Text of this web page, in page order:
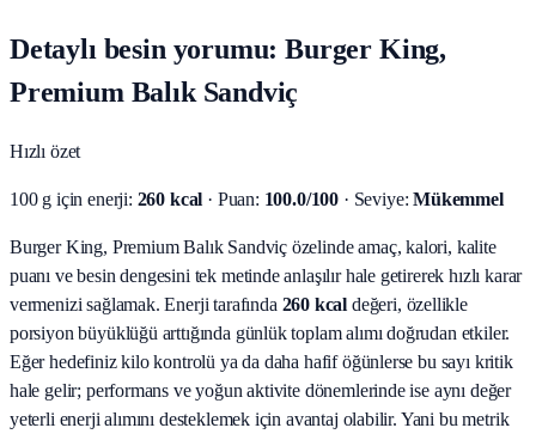
Detaylı besin yorumu: Burger King,
Premium Balık Sandviç
Hızlı özet
100 g için enerji: 260 kcal · Puan: 100.0/100 · Seviye: Mükemmel
Burger King, Premium Balık Sandviç özelinde amaç, kalori, kalite
puanı ve besin dengesini tek metinde anlaşılır hale getirerek hızlı karar
vermenizi sağlamak. Enerji tarafında 260 kcal değeri, özellikle
porsiyon büyüklüğü arttığında günlük toplam alımı doğrudan etkiler.
Eğer hedefiniz kilo kontrolü ya da daha hafif öğünlerse bu sayı kritik
hale gelir; performans ve yoğun aktivite dönemlerinde ise aynı değer
yeterli enerji alımını desteklemek için avantaj olabilir. Yani bu metrik